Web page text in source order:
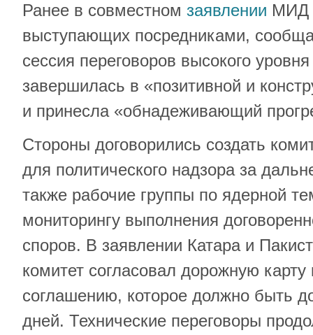
Ранее в совместном заявлении МИД
выступающих посредниками,
сессия переговоров высокого
завершилась в «позитивной и
и принесла «обнадеживающий
Стороны договорились создать
для политического надзора за
также рабочие группы по ядерной
мониторингу выполнения
споров. В заявлении Катара и
комитет согласовал дорожную
соглашению, которое должно быть
дней. Технические переговоры